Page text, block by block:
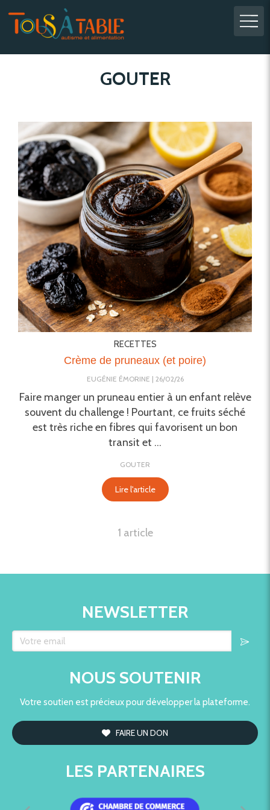
GOUTER
RECETTES
Crème de pruneaux (et poire)
EUGÉNIE ÉMORINE 26/02/26
Faire manger un pruneau entier à un enfant relève
souvent du challenge ! Pourtant, ce fruits séché
est très riche en fibres qui favorisent un bon
transit et ...
GOUTER
Lire l'article
1 article
NEWSLETTER
Votre email
NOUS SOUTENIR
Votre soutien est précieux pour développer la plateforme.
FAIRE UN DON
LES PARTENAIRES